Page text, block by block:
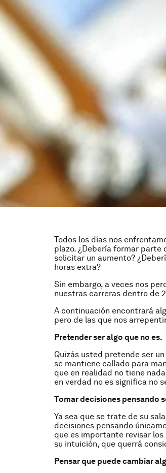
Todos los días nos
plazo. ¿Debería formar parte
solicitar un aumento?
horas extra?
Sin embargo, a veces nos
nuestras carreras dentro de
A continuación encontrará
pero de las que nos
Pretender ser algo que no es.
Quizás usted pretende ser
se mantiene callado para
que en realidad no tiene
en verdad no es significa no
Tomar decisiones pensando
Ya sea que se trate de su
decisiones pensando
que es importante revisar
su intuición, que querrá
Pensar que puede cambiar